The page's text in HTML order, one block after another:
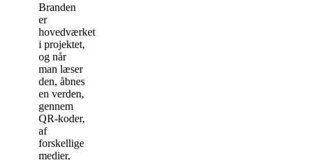
Branden
er
hovedværket
i projektet,
og når
man læser
den, åbnes
en verden,
gennem
QR-koder,
af
forskellige
medier,